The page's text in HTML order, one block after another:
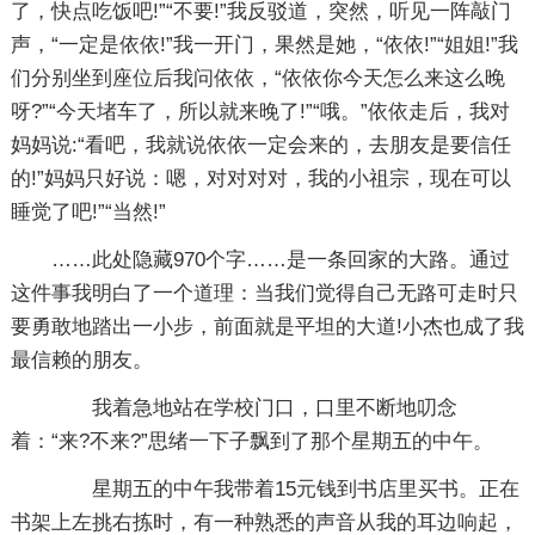
了，快点吃饭吧!”“不要!”我反驳道，突然，听见一阵敲门
声，“一定是依依!”我一开门，果然是她，“依依!”“姐姐!”我
们分别坐到座位后我问依依，“依依你今天怎么来这么晚
呀?”“今天堵车了，所以就来晚了!”“哦。”依依走后，我对
妈妈说:“看吧，我就说依依一定会来的，去朋友是要信任
的!”妈妈只好说：嗯，对对对对，我的小祖宗，现在可以
睡觉了吧!”“当然!”
……此处隐藏970个字……是一条回家的大路。通过
这件事我明白了一个道理：当我们觉得自己无路可走时只
要勇敢地踏出一小步，前面就是平坦的大道!小杰也成了我
最信赖的朋友。
我着急地站在学校门口，口里不断地叨念
着：“来?不来?”思绪一下子飘到了那个星期五的中午。
星期五的中午我带着15元钱到书店里买书。正在
书架上左挑右拣时，有一种熟悉的声音从我的耳边响起，